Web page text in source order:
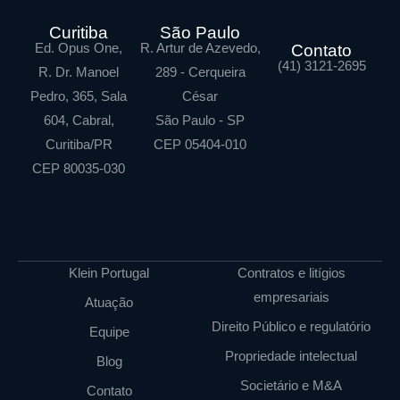
Curitiba
Ed. Opus One,
R. Dr. Manoel
Pedro, 365, Sala
604, Cabral,
Curitiba/PR
CEP 80035-030
São Paulo
R. Artur de Azevedo,
289 - Cerqueira
César
São Paulo - SP
CEP 05404-010
Contato
(41) 3121-2695
Klein Portugal
Atuação
Equipe
Blog
Contato
Contratos e litígios
empresariais
Direito Público e regulatório
Propriedade intelectual
Societário e M&A